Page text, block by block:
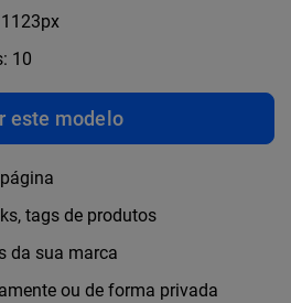
10
este modelo
tags de produtos
da sua marca
ou de forma privada